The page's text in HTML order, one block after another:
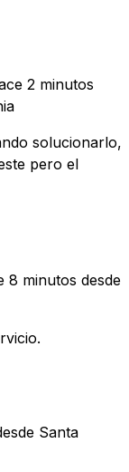
2 minutos
solucionarlo,
pero el
8 minutos desde
Santa